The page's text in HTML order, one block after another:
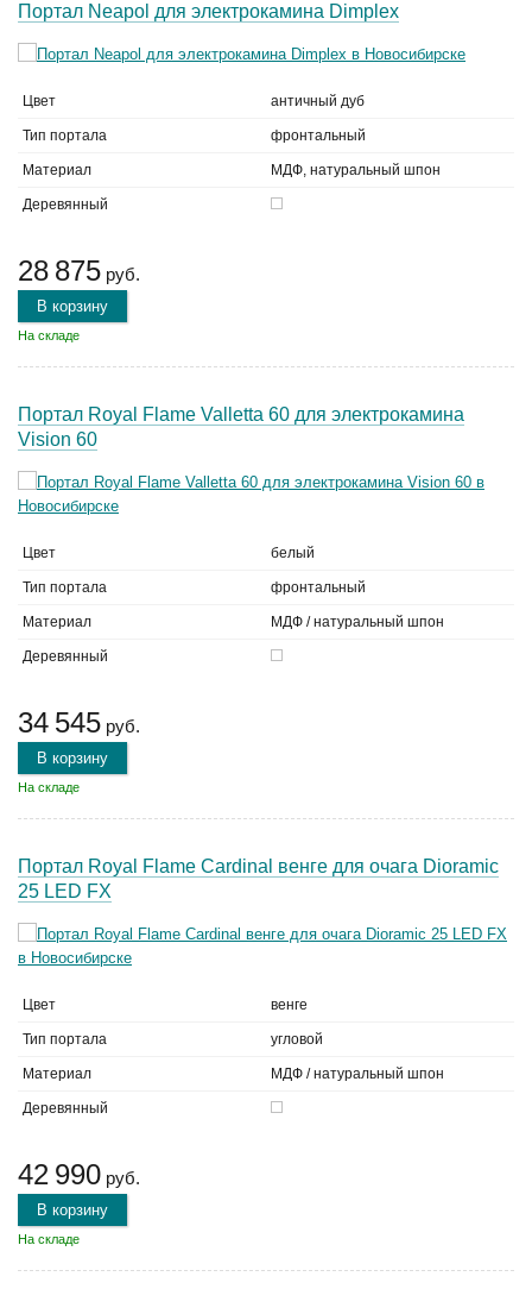
Портал Neapol для электрокамина Dimplex
Цвет античный дуб
Тип портала фронтальный
Материал МДФ, натуральный шпон
Деревянный
28 875 руб.
В корзину
На складе
Портал Royal Flame Valletta 60 для электрокамина
Vision 60
Цвет белый
Тип портала фронтальный
Материал МДФ / натуральный шпон
Деревянный
34 545 руб.
В корзину
На складе
Портал Royal Flame Cardinal венге для очага Dioramic
25 LED FX
Цвет венге
Тип портала угловой
Материал МДФ / натуральный шпон
Деревянный
42 990 руб.
В корзину
На складе